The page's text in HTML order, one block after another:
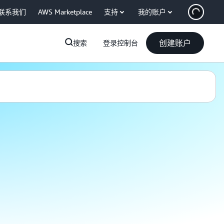
系我们 AWS Marketplace 支持 我的账户
搜索 登录控制台 创建账户